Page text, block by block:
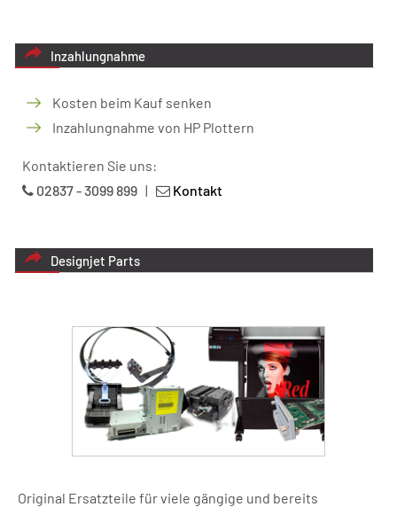
Inzahlungnahme
Kosten beim Kauf senken
Inzahlungnahme von HP Plottern
Kontaktieren Sie uns:
02837 - 3099 899 | Kontakt
Designjet Parts
Original Ersatzteile für viele gängige und bereits